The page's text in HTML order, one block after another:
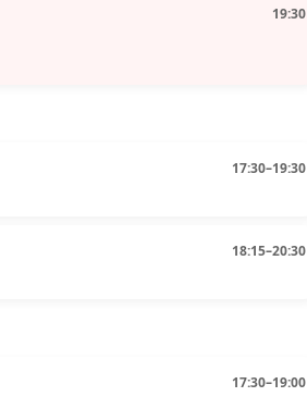
19:30
17:30–19:30
18:15–20:30
17:30–19:00